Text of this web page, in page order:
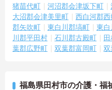
猪苗代町
河沼郡会津坂下町
大沼郡会津美里町
西白河郡西
郡矢吹町
東白川郡塙町 東白
川郡平田村
石川郡古殿町
葉郡広野町
双葉郡富岡町 双
福島県田村市の介護・福